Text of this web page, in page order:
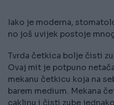
Iako je moderna,
no još uvijek postoje
Tvrda četkica bolje čisti
Ovaj mit je potpuno
mekanu četkicu koja na
barem medium. Mekana